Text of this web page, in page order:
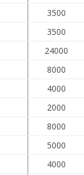
3500
3500
24000
8000
4000
2000
8000
5000
4000